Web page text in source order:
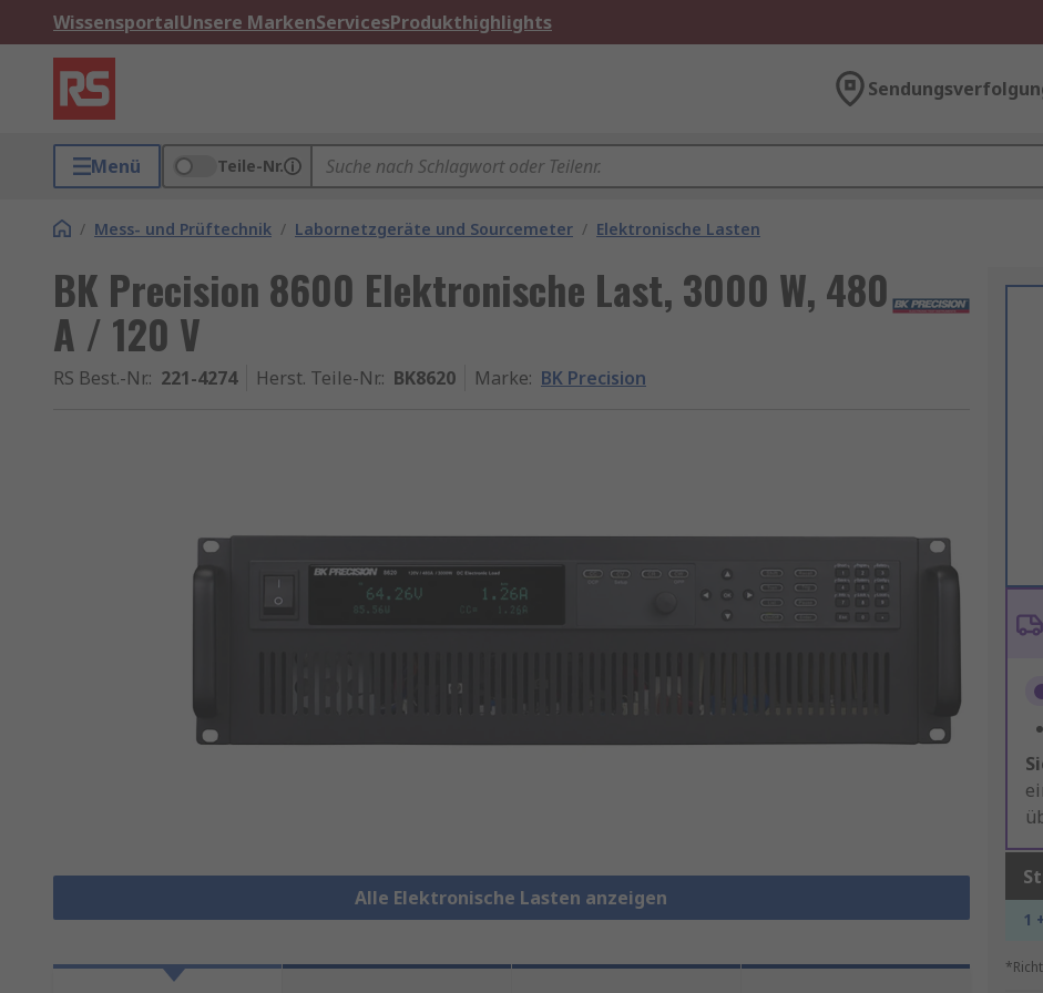
WissensportalUnsere MarkenServicesProdukthighlights
Menü Teile-Nr.
/ Mess- und Prüftechnik / Labornetzgeräte und Sourcemeter / Elektronische Lasten
BK Precision 8600 Elektronische Last, 3000 W, 480
A / 120 V
RS Best.-Nr.: 221-4274 Herst. Teile-Nr.: BK8620 Marke: BK Precision
Alle Elektronische Lasten anzeigen
1